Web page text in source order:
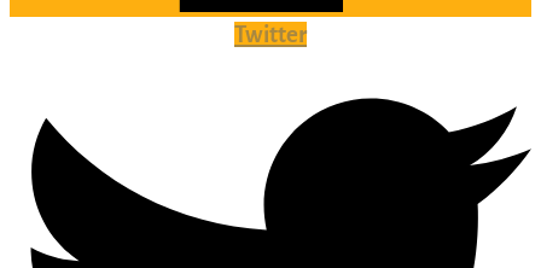
Twitter